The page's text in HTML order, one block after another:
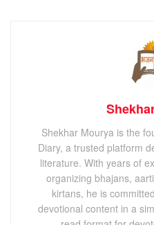
Shekhar Mourya is the
Diary, a trusted platform
literature. With years of
organizing bhajans,
kirtans, he is
devotional content in a